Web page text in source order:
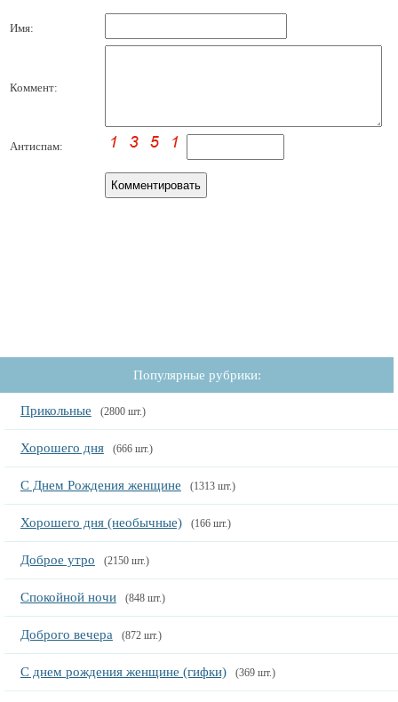
Имя:
Коммент:
Антиспам:
Популярные рубрики:
Прикольные (2800 шт.)
Хорошего дня (666 шт.)
С Днем Рождения женщине (1313 шт.)
Хорошего дня (необычные) (166 шт.)
Доброе утро (2150 шт.)
Спокойной ночи (848 шт.)
Доброго вечера (872 шт.)
С днем рождения женщине (гифки) (369 шт.)